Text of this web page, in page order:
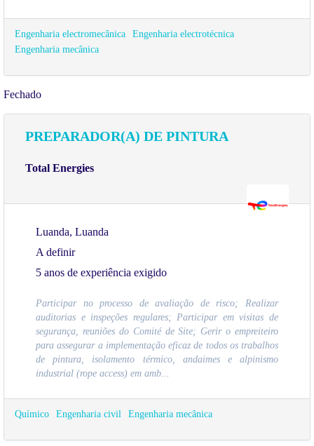
Engenharia electromecânica
Engenharia electrotécnica
Engenharia mecânica
Fechado
PREPARADOR(A) DE PINTURA
Total Energies
Luanda, Luanda
A definir
5 anos de experiência exigido
Participar no processo de avaliação de risco; Realizar
auditorias e inspeções regulares; Participar em visitas de
segurança, reuniões do Comité de Site; Gerir o empreiteiro
para assegurar a implementação eficaz de todos os trabalhos
de pintura, isolamento térmico, andaimes e alpinismo
industrial (rope access) em amb...
Químico Engenharia civil Engenharia mecânica